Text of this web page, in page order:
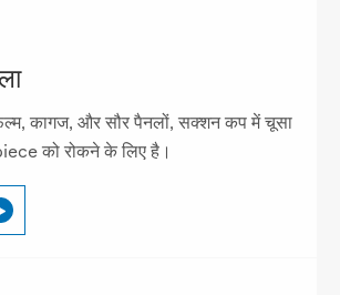
कागज, और सौर पैनलों, सक्शन कप में चूसा
को रोकने के लिए है।